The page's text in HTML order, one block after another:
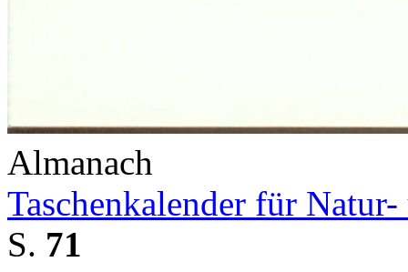
Almanach
Taschenkalender für
S. 71